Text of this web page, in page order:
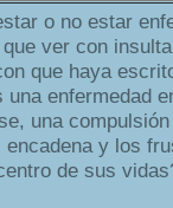
o no estar
ver con
que haya
enfermedad
una
y los
de sus